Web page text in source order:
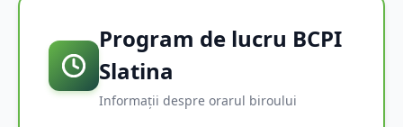
Program de lucru BCPI
Slatina
Informații despre orarul biroului